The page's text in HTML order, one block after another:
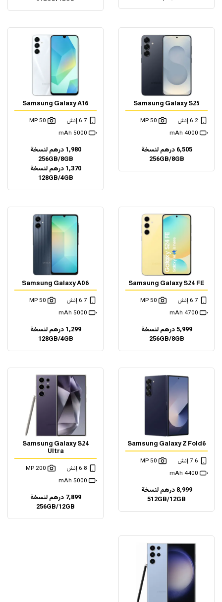
Samsung Galaxy S25
6.2 إنش
50 MP
4000 mAh
6,505 درهم لنسخة
256GB/8GB
Samsung Galaxy A16
6.7 إنش
50 MP
5000 mAh
1,980 درهم لنسخة
256GB/8GB
1,370 درهم لنسخة
128GB/4GB
Samsung Galaxy S24 FE
6.7 إنش
50 MP
4700 mAh
5,999 درهم لنسخة
256GB/8GB
Samsung Galaxy A06
6.7 إنش
50 MP
5000 mAh
1,299 درهم لنسخة
128GB/4GB
Samsung Galaxy Z Fold6
7.6 إنش
50 MP
4400 mAh
8,999 درهم لنسخة
512GB/12GB
Samsung Galaxy S24
Ultra
6.8 إنش
200 MP
5000 mAh
7,899 درهم لنسخة
256GB/12GB